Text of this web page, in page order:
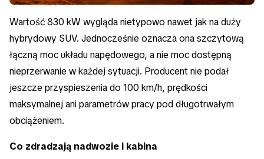
Wartość 830 kW wygląda nietypowo nawet jak na duży
hybrydowy SUV. Jednocześnie oznacza ona szczytową
łączną moc układu napędowego, a nie moc dostępną
nieprzerwanie w każdej sytuacji. Producent nie podał
jeszcze przyspieszenia do 100 km/h, prędkości
maksymalnej ani parametrów pracy pod długotrwałym
obciążeniem.
Co zdradzają nadwozie i kabina